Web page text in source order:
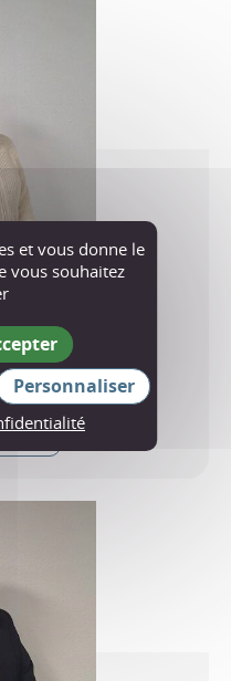
plus
et vous donne le
vous souhaitez
Personnaliser